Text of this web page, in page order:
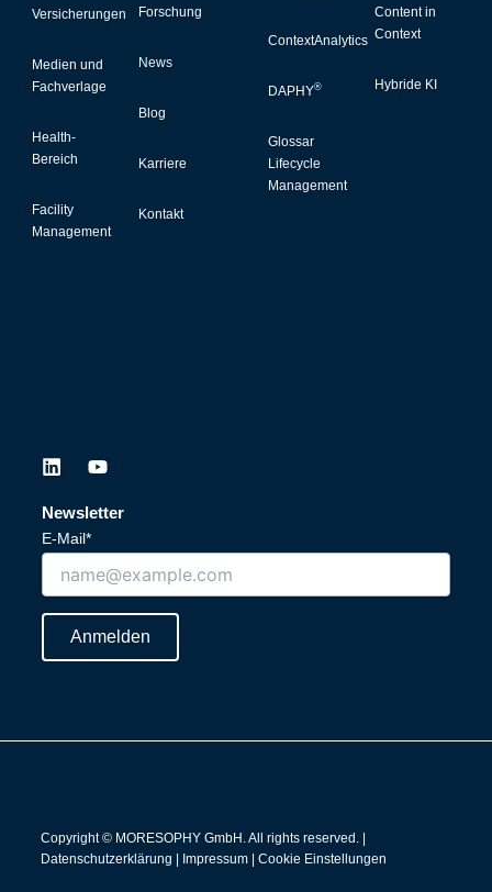
L
n
k
e
Y
u
t
e
Newsletter
E-Mail*
Anmelden
Versicherungen
Medien und
Fachverlage
Health-
Bereich
Facility
Management
Forschung
News
Blog
Karriere
Kontakt
ContextAnalytics
DAPHY®
Glossar
Lifecycle
Management
Content in
Context
Hybride KI
Copyright © MORESOPHY GmbH. All rights reserved. |
Datenschutzerklärung
Impressum| Cookie Einstellungen